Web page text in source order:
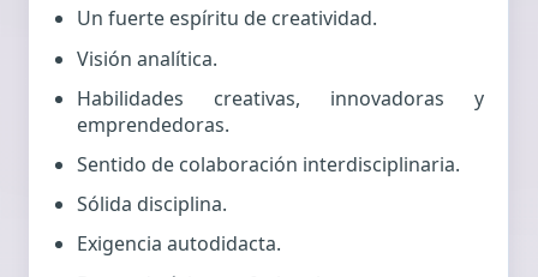
Un fuerte espíritu de creatividad.
Visión analítica.
Habilidades creativas, innovadoras y
emprendedoras.
Sentido de colaboración interdisciplinaria.
Sólida disciplina.
Exigencia autodidacta.